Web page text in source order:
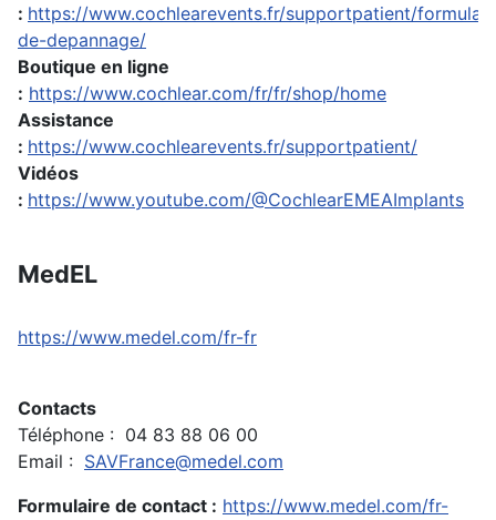
: https://www.cochlearevents.fr/supportpatient/
de-depannage/
Boutique en ligne
: https://www.cochlear.com/fr/fr/shop/home
Assistance
: https://www.cochlearevents.fr/supportpatient/
Vidéos
: https://www.youtube.com/@CochlearEMEAImplants
MedEL
https://www.medel.com/fr-fr
Contacts
Téléphone : 04 83 88 06 00
Email : SAVFrance@medel.com
Formulaire de contact : https://www.medel.com/fr-